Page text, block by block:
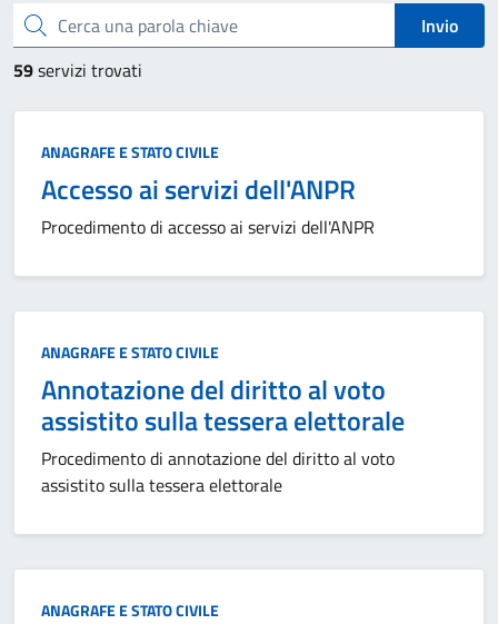
Cerca una parola chiave
Invio
59servizi trovati
Categoria:
ANAGRAFE E STATO CIVILE
Accesso ai servizi dell'ANPR
Procedimento di accesso ai servizi dell'ANPR
Categoria:
ANAGRAFE E STATO CIVILE
Annotazione del diritto al voto
assistito sulla tessera elettorale
Procedimento di annotazione del diritto al voto
assistito sulla tessera elettorale
Categoria:
ANAGRAFE E STATO CIVILE